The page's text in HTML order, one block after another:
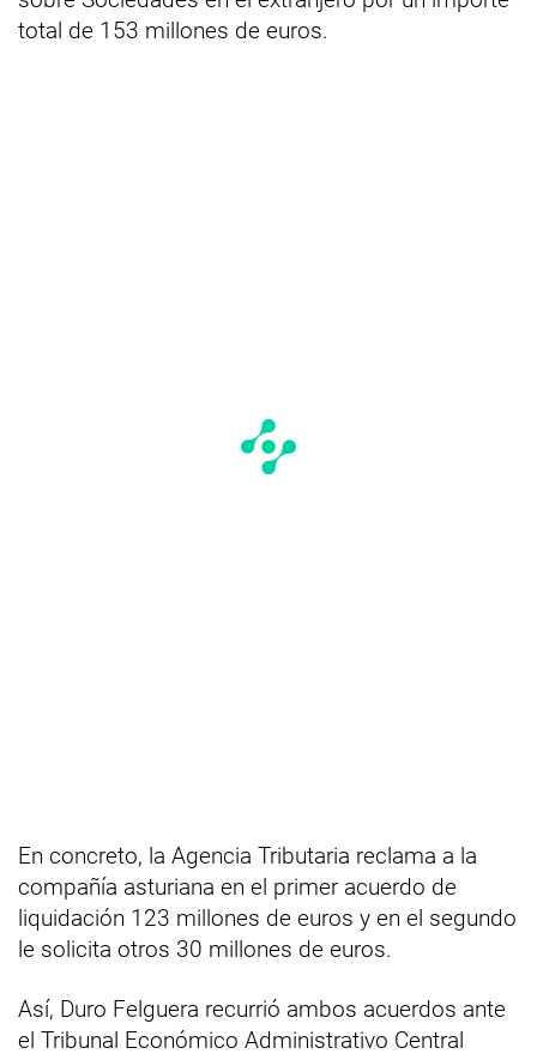
total de 153 millones de euros.
En concreto, la Agencia Tributaria reclama a la
compañía asturiana en el primer acuerdo de
liquidación 123 millones de euros y en el segundo
le solicita otros 30 millones de euros.
Así, Duro Felguera recurrió ambos acuerdos ante
el Tribunal Económico Administrativo Central